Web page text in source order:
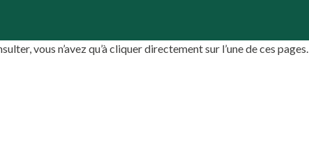
vous n’avez qu’à cliquer directement sur l’une de ces pages.